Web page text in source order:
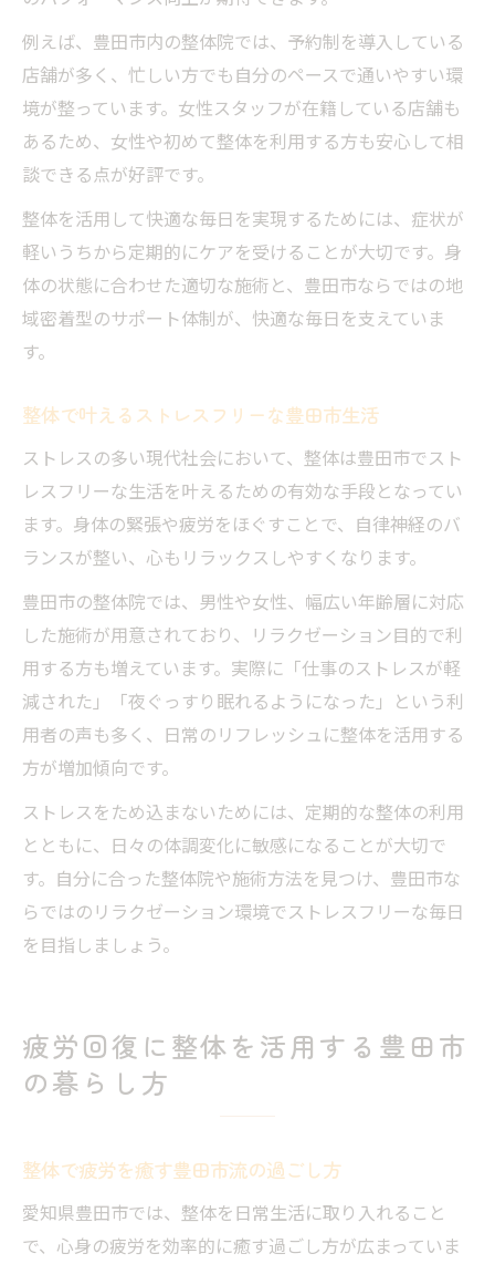
例えば、豊田市内の整体院では、予約制を導入している
店舗が多く、忙しい方でも自分のペースで通いやすい環
境が整っています。女性スタッフが在籍している店舗も
あるため、女性や初めて整体を利用する方も安心して相
談できる点が好評です。
整体を活用して快適な毎日を実現するためには、症状が
軽いうちから定期的にケアを受けることが大切です。身
体の状態に合わせた適切な施術と、豊田市ならではの地
域密着型のサポート体制が、快適な毎日を支えていま
す。
整体で叶えるストレスフリーな豊田市生活
ストレスの多い現代社会において、整体は豊田市でスト
レスフリーな生活を叶えるための有効な手段となってい
ます。身体の緊張や疲労をほぐすことで、自律神経のバ
ランスが整い、心もリラックスしやすくなります。
豊田市の整体院では、男性や女性、幅広い年齢層に対応
した施術が用意されており、リラクゼーション目的で利
用する方も増えています。実際に「仕事のストレスが軽
減された」「夜ぐっすり眠れるようになった」という利
用者の声も多く、日常のリフレッシュに整体を活用する
方が増加傾向です。
ストレスをため込まないためには、定期的な整体の利用
とともに、日々の体調変化に敏感になることが大切で
す。自分に合った整体院や施術方法を見つけ、豊田市な
らではのリラクゼーション環境でストレスフリーな毎日
を目指しましょう。
疲労回復に整体を活用する豊田市
の暮らし方
整体で疲労を癒す豊田市流の過ごし方
愛知県豊田市では、整体を日常生活に取り入れること
で、心身の疲労を効率的に癒す過ごし方が広まっていま